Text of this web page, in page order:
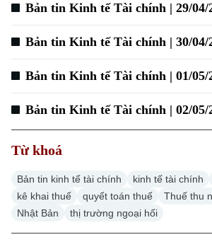
Bản tin Kinh tế Tài chính | 29/04/
Bản tin Kinh tế Tài chính | 30/04/
Bản tin Kinh tế Tài chính | 01/05/
Bản tin Kinh tế Tài chính | 02/05/
Từ khoá
Bản tin kinh tế tài chính kinh tế tài chính
kê khai thuế
quyết toán thuế
Thuế thu
Nhật Bản
thị trường ngoại hối